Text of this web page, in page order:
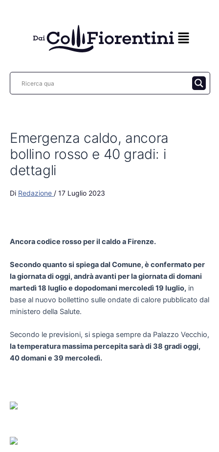
Emergenza caldo, ancora
bollino rosso e 40 gradi: i
dettagli
Di Redazione / 17 Luglio 2023
Ancora codice rosso per il caldo a Firenze.
Secondo quanto si spiega dal Comune, è confermato per
la giornata di oggi, andrà avanti per la giornata di domani
martedì 18 luglio e dopodomani mercoledì 19 luglio, in
base al nuovo bollettino sulle ondate di calore pubblicato dal
ministero della Salute.
Secondo le previsioni, si spiega sempre da Palazzo Vecchio,
la temperatura massima percepita sarà di 38 gradi oggi,
40 domani e 39 mercoledì.